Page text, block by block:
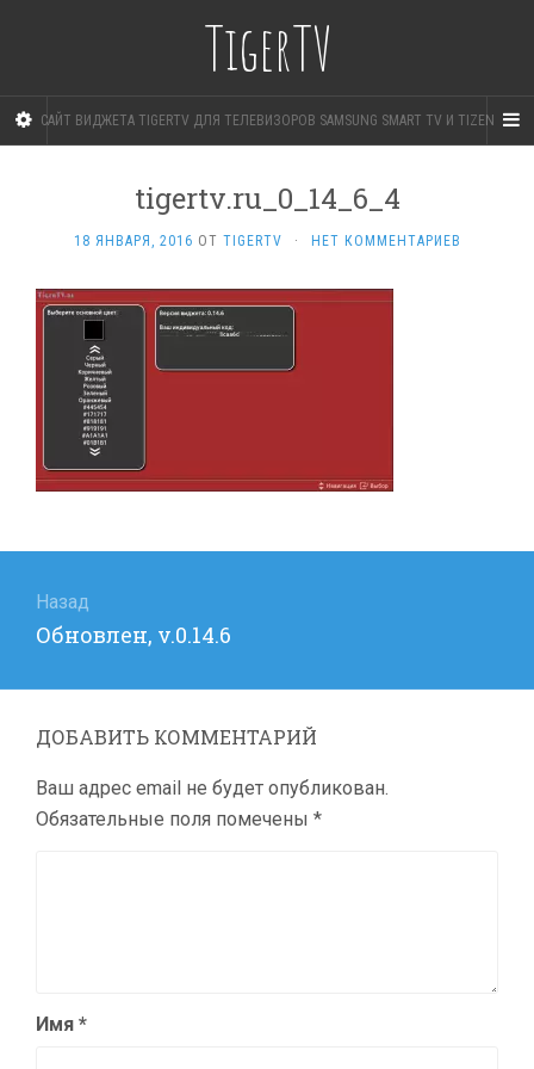
TigerTV
САЙТ ВИДЖЕТА TIGERTV ДЛЯ ТЕЛЕВИЗОРОВ SAMSUNG SMART TV И TIZEN
tigertv.ru_0_14_6_4
18 ЯНВАРЯ, 2016 ОТ TIGERTV · НЕТ КОММЕНТАРИЕВ
по
записям
Назад
Предыдущая
Обновлен, v.0.14.6
ДОБАВИТЬ КОММЕНТАРИЙ
Ваш адрес email не будет опубликован.
Обязательные поля помечены *
Имя *